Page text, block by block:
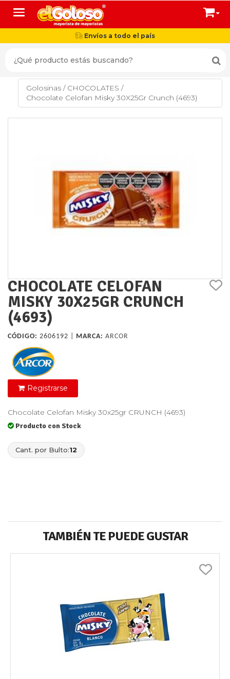
Toggle navigation
Envíos a todo el país
Golosinas / CHOCOLATES /
Chocolate Celofan Misky 30X25Gr Crunch (4693)
CHOCOLATE CELOFAN
MISKY 30X25GR CRUNCH
(4693)
CÓDIGO: 2606192 | MARCA: ARCOR
Registrarse
Chocolate Celofan Misky 30x25gr CRUNCH (4693)
Producto con Stock
Cant. por Bulto:12
TAMBIÉN TE PUEDE GUSTAR